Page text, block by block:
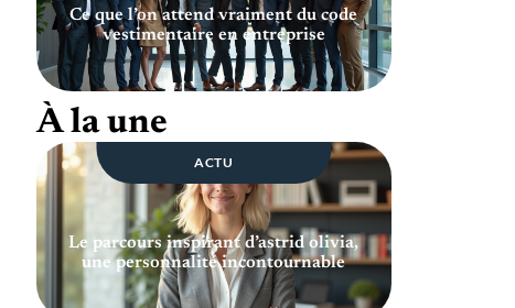
Ce que l’on attend vraiment du code
vestimentaire en entreprise
À la une
ACTU
Le parcours inspirant d’astrid olivia,
une personnalité incontournable